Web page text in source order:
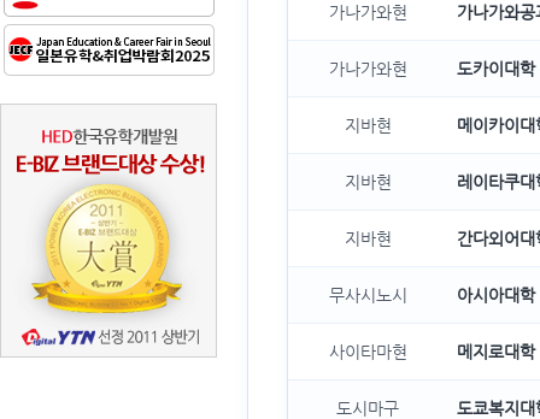
가나가와현 가나가와공
가나가와현 도카이대학
지바현 메이카이대
지바현 레이타쿠대
지바현 간다외어대
무사시노시 아시아대학
사이타마현 메지로대학
도시마구 도쿄복지대